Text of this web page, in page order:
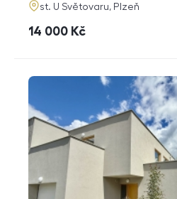
adresa
st. U Světovaru, Plzeň
cena
14 000 Kč